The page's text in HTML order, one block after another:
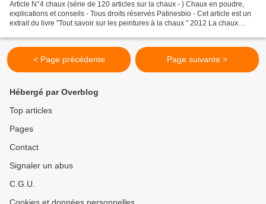
Article N°4 chaux (série de 120 articles sur la chaux - ) Chaux en poudre,
explications et conseils - Tous droits réservés Patinesbio - Cet article est un
extrait du livre "Tout savoir sur les peintures à la chaux " 2012 La chaux
< Page précédente Page suivante >
Hébergé par Overblog
Top articles
Pages
Contact
Signaler un abus
C.G.U.